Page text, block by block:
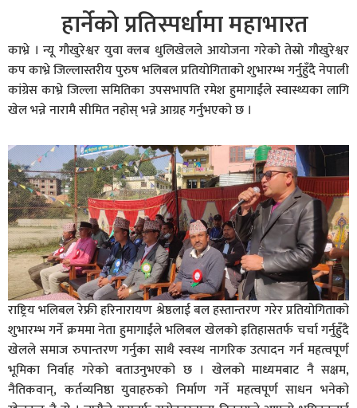
हार्नेको प्रतिस्पर्धामा महाभारत
काभ्रे । न्यू गौखुरेश्वर युवा क्लब धुलिखेलले आयोजना गरेको तेस्रो गौखुरेश्वर
कप काभ्रे जिल्लास्तरीय पुरुष भलिबल प्रतियोगिताको शुभारम्भ गर्नुहुँदै नेपाली
कांग्रेस काभ्रे जिल्ला समितिका उपसभापति रमेश हुमागाईंले स्वास्थ्यका लागि
खेल भन्ने नारामै सीमित नहोस् भन्ने आग्रह गर्नुभएको छ ।
राष्ट्रिय भलिबल रेफ्री हरिनारायण श्रेष्ठलाई बल हस्तान्तरण गरेर प्रतियोगिताको
शुभारम्भ गर्ने क्रममा नेता हुमागाईंले भलिबल खेलको इतिहासतर्फ चर्चा गर्नुहुँदै
खेलले समाज रुपान्तरण गर्नुका साथै स्वस्थ नागरिक उत्पादन गर्न महत्वपूर्ण
भूमिका निर्वाह गरेको बताउनुभएको छ । खेलको माध्यमबाट नै सक्षम,
नैतिकवान्, कर्तव्यनिष्ठा युवाहरुको निर्माण गर्ने महत्वपूर्ण साधन भनेको